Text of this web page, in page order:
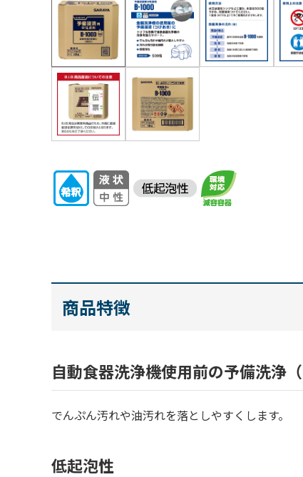
商品特徴
自動食器洗浄機使用前の予備洗浄
でんぷん汚れや油汚れを落としやすくします。
低起泡性